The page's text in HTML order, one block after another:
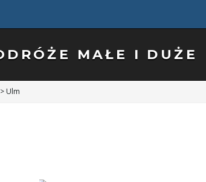
> Ulm